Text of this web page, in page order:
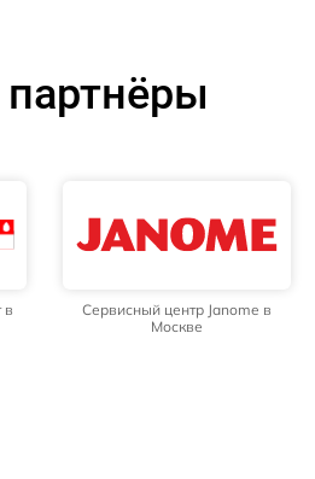
в
Сервисный центр Janome в
Москве